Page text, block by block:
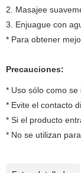
2. Masajee
3. Enjuague con
* Para obtener
Precauciones:
* Uso sólo como se
* Evite el contacto
* Si el producto
* No se utilizan